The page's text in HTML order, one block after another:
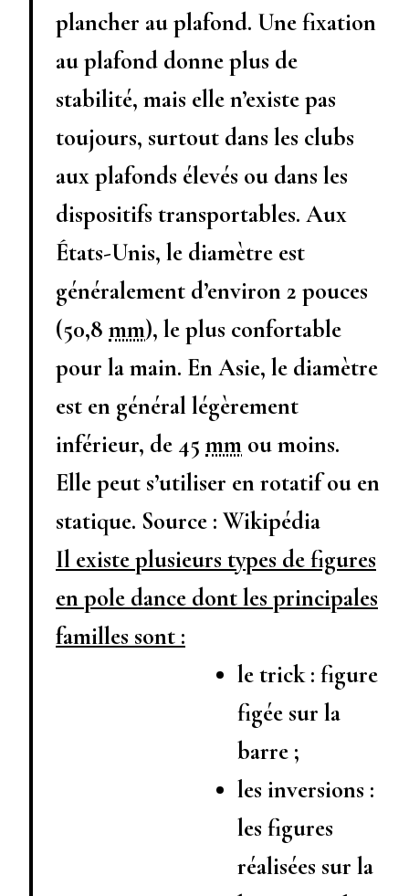
plancher au plafond. Une fixation
au plafond donne plus de
stabilité, mais elle n’existe pas
toujours, surtout dans les clubs
aux plafonds élevés ou dans les
dispositifs transportables. Aux
États-Unis, le diamètre est
généralement d’environ 2 pouces
(50,8 mm), le plus confortable
pour la main. En Asie, le diamètre
est en général légèrement
inférieur, de 45 mm ou moins.
Elle peut s’utiliser en rotatif ou en
statique. Source : Wikipédia
Il existe plusieurs types de figures
en pole dance dont les principales
familles sont :
le trick : figure
figée sur la
barre ;
les inversions :
les figures
réalisées sur la